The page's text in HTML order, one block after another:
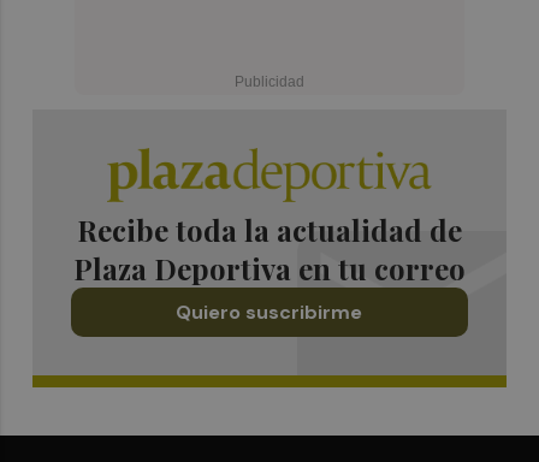
Recibe toda la actualidad de
Plaza Deportiva en tu correo
Quiero suscribirme